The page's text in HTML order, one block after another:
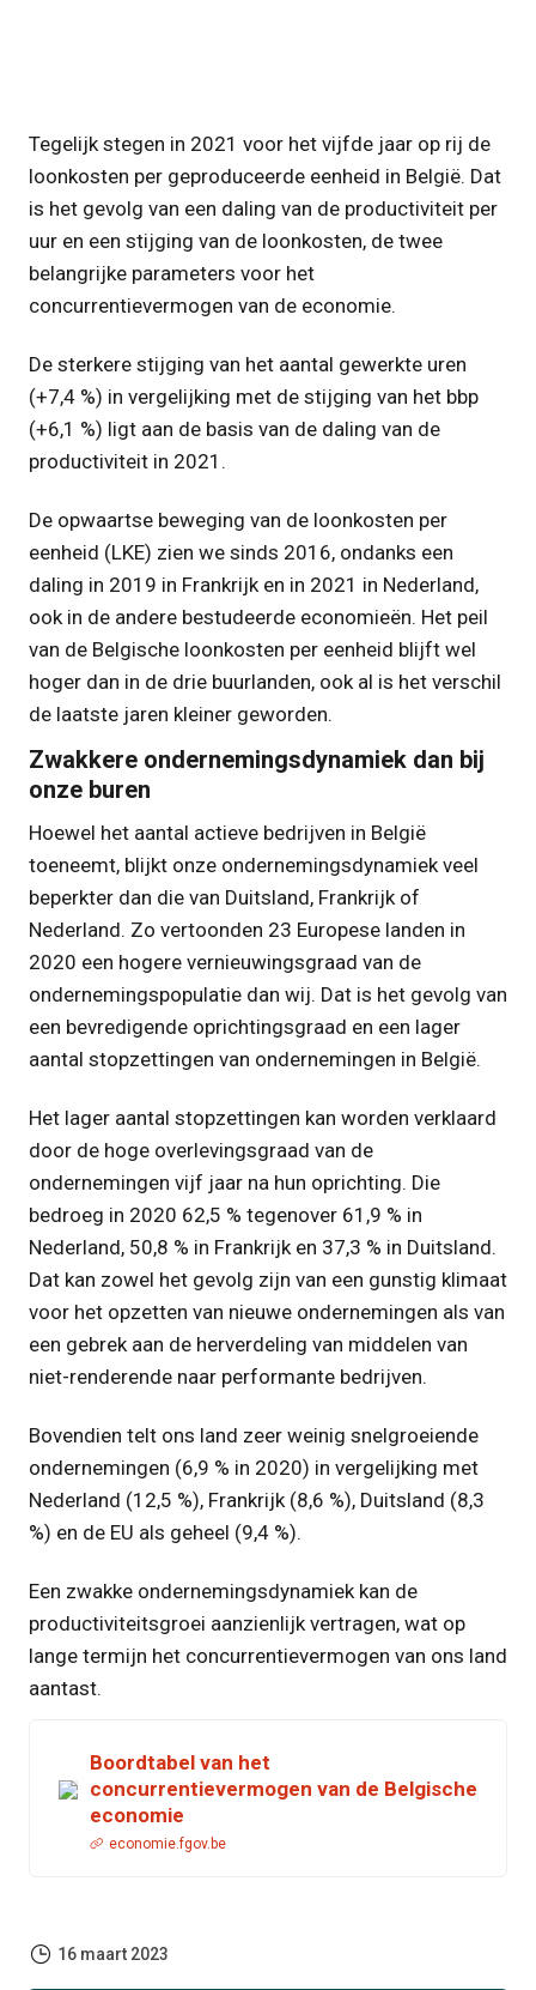
Tegelijk stegen in 2021 voor het vijfde jaar op rij de
loonkosten per geproduceerde eenheid in België. Dat
is het gevolg van een daling van de productiviteit per
uur en een stijging van de loonkosten, de twee
belangrijke parameters voor het
concurrentievermogen van de economie.
De sterkere stijging van het aantal gewerkte uren
(+7,4 %) in vergelijking met de stijging van het bbp
(+6,1 %) ligt aan de basis van de daling van de
productiviteit in 2021.
De opwaartse beweging van de loonkosten per
eenheid (LKE) zien we sinds 2016, ondanks een
daling in 2019 in Frankrijk en in 2021 in Nederland,
ook in de andere bestudeerde economieën. Het peil
van de Belgische loonkosten per eenheid blijft wel
hoger dan in de drie buurlanden, ook al is het verschil
de laatste jaren kleiner geworden.
Zwakkere ondernemingsdynamiek dan bij
onze buren
Hoewel het aantal actieve bedrijven in België
toeneemt, blijkt onze ondernemingsdynamiek veel
beperkter dan die van Duitsland, Frankrijk of
Nederland. Zo vertoonden 23 Europese landen in
2020 een hogere vernieuwingsgraad van de
ondernemingspopulatie dan wij. Dat is het gevolg van
een bevredigende oprichtingsgraad en een lager
aantal stopzettingen van ondernemingen in België.
Het lager aantal stopzettingen kan worden verklaard
door de hoge overlevingsgraad van de
ondernemingen vijf jaar na hun oprichting. Die
bedroeg in 2020 62,5 % tegenover 61,9 % in
Nederland, 50,8 % in Frankrijk en 37,3 % in Duitsland.
Dat kan zowel het gevolg zijn van een gunstig klimaat
voor het opzetten van nieuwe ondernemingen als van
een gebrek aan de herverdeling van middelen van
niet-renderende naar performante bedrijven.
Bovendien telt ons land zeer weinig snelgroeiende
ondernemingen (6,9 % in 2020) in vergelijking met
Nederland (12,5 %), Frankrijk (8,6 %), Duitsland (8,3
%) en de EU als geheel (9,4 %).
Een zwakke ondernemingsdynamiek kan de
productiviteitsgroei aanzienlijk vertragen, wat op
lange termijn het concurrentievermogen van ons land
aantast.
Boordtabel van het
concurrentievermogen van de Belgische
economie
economie.fgov.be
16 maart 2023